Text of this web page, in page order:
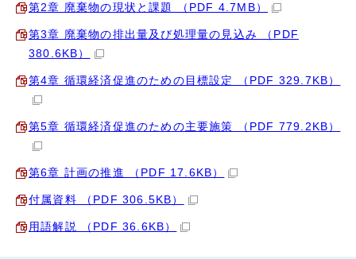
第2章 廃棄物の現状と課題 （PDF 4.7MB）
第3章 廃棄物の排出量及び処理量の見込み （PDF
380.6KB）
第4章 循環経済促進のための目標設定 （PDF 329.7KB）
第5章 循環経済促進のための主要施策 （PDF 779.2KB）
第6章 計画の推進 （PDF 17.6KB）
付属資料 （PDF 306.5KB）
用語解説 （PDF 36.6KB）